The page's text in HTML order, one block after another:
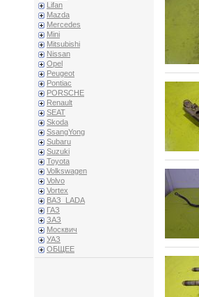
Lifan
Mazda
Mercedes
Mini
Mitsubishi
Nissan
Opel
Peugeot
Pontiac
PORSCHE
Renault
SEAT
Skoda
SsangYong
Subaru
Suzuki
Toyota
Volkswagen
Volvo
Vortex
ВАЗ_LADA
ГАЗ
ЗАЗ
Москвич
УАЗ
ОБЩЕЕ